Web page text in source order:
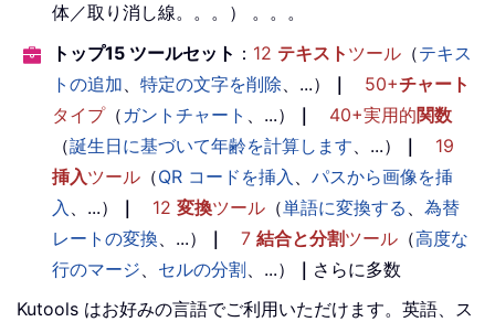
体／取り消し線。。。） 。。。
トップ15 ツールセット ： 12 テキスト ツール （テキス
トの追加、 特定の文字を削除、...） ｜ 50+チャート
タイプ（ ガントチャート 、...） ｜ 40+実用的関数
（誕生日に基づいて年齢を計算します、...） ｜
19
挿入ツール （QR コードを挿入 、 パスから画像を挿
入 、...） ｜ 12 変換ツール （単語に変換する 、 為替
レートの変換、...） ｜ 7 結合と分割ツール （高度な
行のマージ、 セルの分割、...） ｜ さらに多数
Kutools はお好みの言語でご利用いただけます。英語、ス